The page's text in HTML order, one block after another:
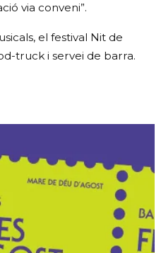
via conveni”.
el festival Nit de
truck i servei de barra.